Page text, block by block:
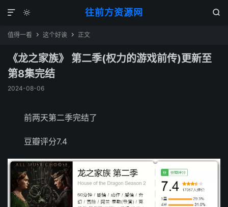
往前方资源网
 

值得一看  这个好诶  正文
《龙之家族》 第二季(权力的游戏前传)更新至
第8集完结
2024-08-06
前两天第二季完结了
豆瓣评分7.4